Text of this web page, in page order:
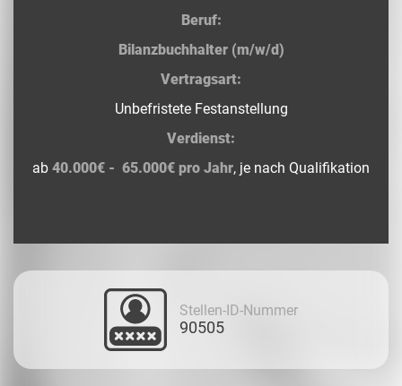
Beruf:
Bilanzbuchhalter (m/w/d)
Vertragsart:
Unbefristete Festanstellung
Verdienst:
ab 40.000€ - 65.000€ pro Jahr, je nach Qualifikation
Stellen-ID-Nummer
90505